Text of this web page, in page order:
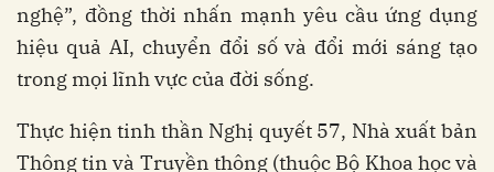
nghệ”, đồng thời nhấn mạnh yêu cầu ứng dụng
hiệu quả AI, chuyển đổi số và đổi mới sáng tạo
trong mọi lĩnh vực của đời sống.
Thực hiện tinh thần Nghị quyết 57, Nhà xuất bản
Thông tin và Truyền thông (thuộc Bộ Khoa học và